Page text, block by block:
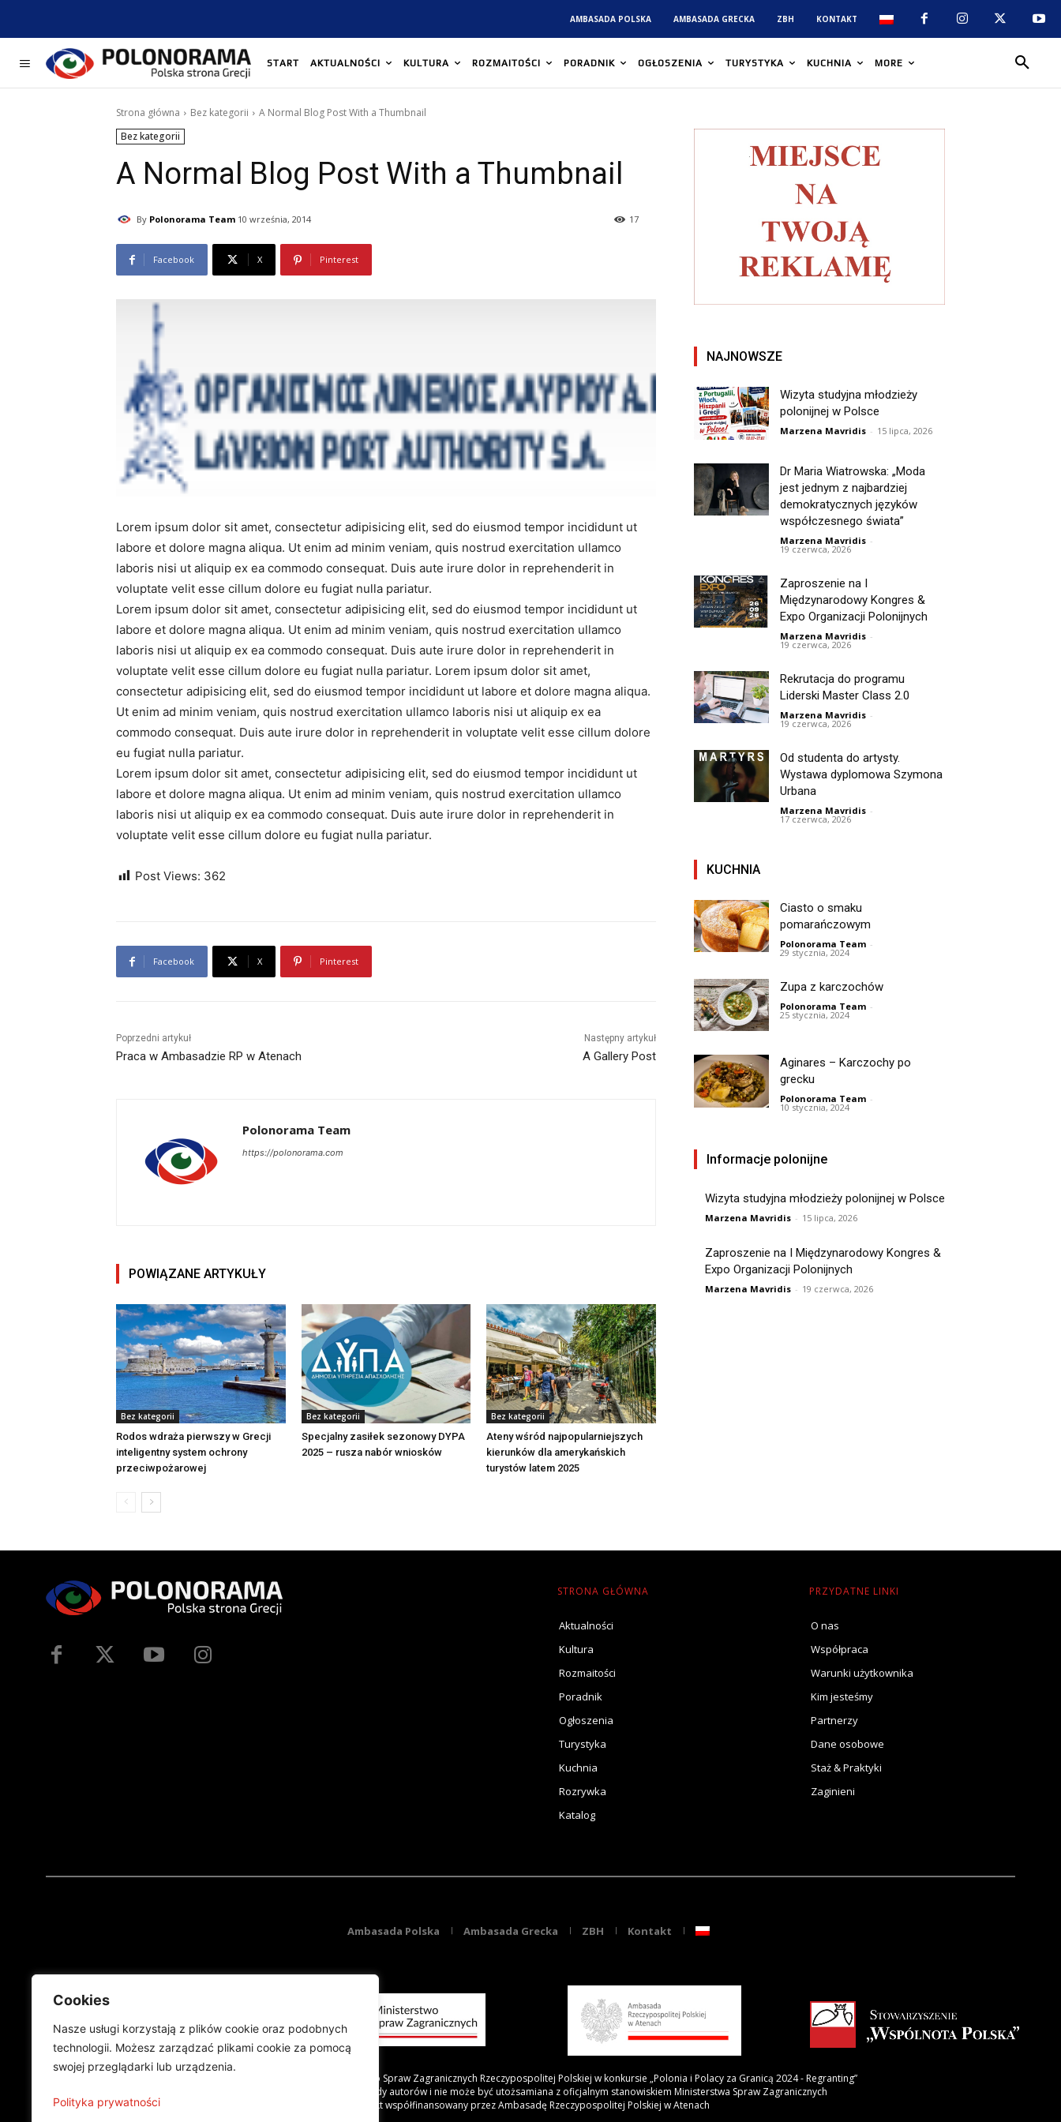
Cookies
Nasze usługi korzystają z plików cookie oraz podobnych
technologii. Możesz zarządzać plikami cookie za pomocą
swojej przeglądarki lub urządzenia.
Polityka prywatności
AMBASADA POLSKA AMBASADA GRECKA ZBH KONTAKT
START AKTUALNOŚCI KULTURA ROZMAITOŚCI PORADNIK OGŁOSZENIA TURYSTYKA KUCHNIA MORE
Strona główna Bez kategorii
A Normal Blog Post With a Thumbnail
Bez kategorii
A Normal Blog Post With a Thumbnail
By Polonorama Team 10 września, 2014 17
Facebook X Pinterest
Lorem ipsum dolor sit amet, consectetur adipisicing elit, sed do eiusmod tempor incididunt ut
labore et dolore magna aliqua. Ut enim ad minim veniam, quis nostrud exercitation ullamco
laboris nisi ut aliquip ex ea commodo consequat. Duis aute irure dolor in reprehenderit in
voluptate velit esse cillum dolore eu fugiat nulla pariatur.
Lorem ipsum dolor sit amet, consectetur adipisicing elit, sed do eiusmod tempor incididunt ut
labore et dolore magna aliqua. Ut enim ad minim veniam, quis nostrud exercitation ullamco
laboris nisi ut aliquip ex ea commodo consequat. Duis aute irure dolor in reprehenderit in
voluptate velit esse cillum dolore eu fugiat nulla pariatur. Lorem ipsum dolor sit amet,
consectetur adipisicing elit, sed do eiusmod tempor incididunt ut labore et dolore magna aliqua.
Ut enim ad minim veniam, quis nostrud exercitation ullamco laboris nisi ut aliquip ex ea
commodo consequat. Duis aute irure dolor in reprehenderit in voluptate velit esse cillum dolore
eu fugiat nulla pariatur.
Lorem ipsum dolor sit amet, consectetur adipisicing elit, sed do eiusmod tempor incididunt ut
labore et dolore magna aliqua. Ut enim ad minim veniam, quis nostrud exercitation ullamco
laboris nisi ut aliquip ex ea commodo consequat. Duis aute irure dolor in reprehenderit in
voluptate velit esse cillum dolore eu fugiat nulla pariatur.
Post Views: 362
Facebook X Pinterest
Poprzedni artykuł
Praca w Ambasadzie RP w Atenach
Następny artykuł
A Gallery Post
Polonorama Team
https://polonorama.com
POWIĄZANE ARTYKUŁY
Bez kategorii
Rodos wdraża pierwszy w Grecji
inteligentny system ochrony
przeciwpożarowej
Bez kategorii
Specjalny zasiłek sezonowy DYPA
2025 – rusza nabór wniosków
Bez kategorii
Ateny wśród najpopularniejszych
kierunków dla amerykańskich
turystów latem 2025
NAJNOWSZE
Wizyta studyjna młodzieży
polonijnej w Polsce
Marzena Mavridis - 15 lipca, 2026
Dr Maria Wiatrowska: „Moda
jest jednym z najbardziej
demokratycznych języków
współczesnego świata”
Marzena Mavridis -
19 czerwca, 2026
Zaproszenie na I
Międzynarodowy Kongres &
Expo Organizacji Polonijnych
Marzena Mavridis -
19 czerwca, 2026
Rekrutacja do programu
Liderski Master Class 2.0
Marzena Mavridis -
19 czerwca, 2026
Od studenta do artysty.
Wystawa dyplomowa Szymona
Urbana
Marzena Mavridis -
17 czerwca, 2026
KUCHNIA
Ciasto o smaku
pomarańczowym
Polonorama Team -
29 stycznia, 2024
Zupa z karczochów
Polonorama Team -
25 stycznia, 2024
Aginares – Karczochy po
grecku
Polonorama Team -
10 stycznia, 2024
Informacje polonijne
Wizyta studyjna młodzieży polonijnej w Polsce
Marzena Mavridis - 15 lipca, 2026
Zaproszenie na I Międzynarodowy Kongres &
Expo Organizacji Polonijnych
Marzena Mavridis - 19 czerwca, 2026
STRONA GŁÓWNA
Aktualności
Kultura
Rozmaitości
Poradnik
Ogłoszenia
Turystyka
Kuchnia
Rozrywka
Katalog
PRZYDATNE LINKI
O nas
Współpraca
Warunki użytkownika
Kim jesteśmy
Partnerzy
Dane osobowe
Staż & Praktyki
Zaginieni
Ambasada Polska Ambasada Grecka ZBH Kontakt
Projekt finansowany przez Ministerstwo Spraw Zagranicznych Rzeczypospolitej Polskiej w konkursie „Polonia i Polacy za Granicą 2024 - Regranting”
Publikacja wyraża jedynie poglądy autorów i nie może być utożsamiana z oficjalnym stanowiskiem Ministerstwa Spraw Zagranicznych
Projekt współfinansowany przez Ambasadę Rzeczypospolitej Polskiej w Atenach